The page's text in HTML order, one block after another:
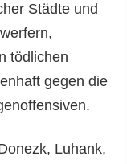
Städte und
tödlichen
gegen die
Luhank,